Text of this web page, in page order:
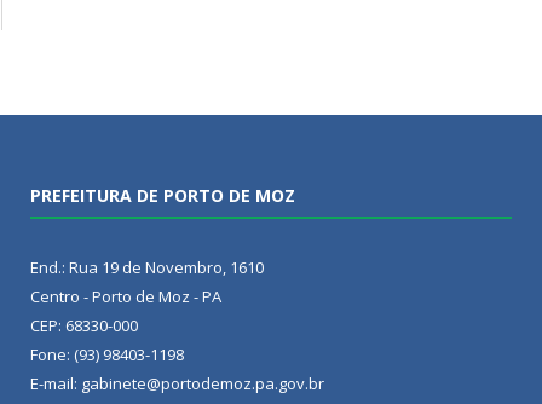
PREFEITURA DE PORTO DE MOZ
End.: Rua 19 de Novembro, 1610
Centro - Porto de Moz - PA
CEP: 68330-000
Fone: (93) 98403-1198
E-mail: gabinete@portodemoz.pa.gov.br